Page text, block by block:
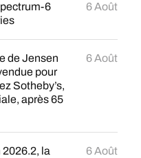
6
6 Août
de Jensen
pour
Sotheby’s,
après 65
6 Août
la
6 Août